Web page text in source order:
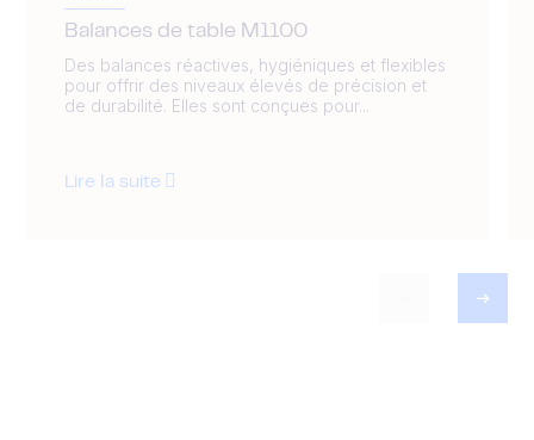
Balances de table M1100
Des balances réactives, hygiéniques et flexibles
pour offrir des niveaux élevés de précision et
de durabilité. Elles sont conçues pour...
Lire la suite